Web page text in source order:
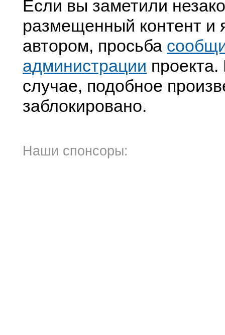
Если вы заметили
размещенный контент и
автором, просьба
администрации
случае, подобное
заблокировано.
Наши спонсоры: